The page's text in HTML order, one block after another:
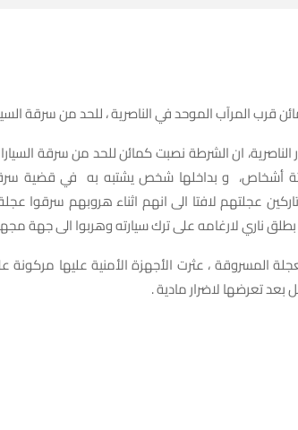
قرب المرآب الموحد في الناصرية ، للحد من سرقة
ان الشرطة نصبت كمائن للحد من سرقة
أشخاص، و بداخلها شخص يشتبه به في قضية
عجلتهم لافتا الى انهم اثناء هروبهم سرقوا
ناري لارغامه على ترك سيارته وهربوا الى جهة
المسروقة ، عثرت الأجهزة الأمنية عليها مركونة
تعرضها لاضرار مادية .